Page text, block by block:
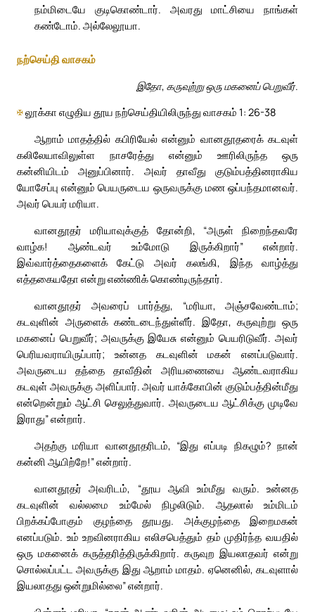
நம்மிடையே குடிகொண்டார். அவரது மாட்சியை நாங்கள்
கண்டோம். அல்லேலூயா.
நற்செய்தி வாசகம்
இதோ, கருவுற்று ஒரு மகனைப் பெறுவீர்.
✠லூக்கா எழுதிய தூய நற்செய்தியிலிருந்து வாசகம் 1: 26-38
ஆறாம் மாதத்தில் கபிரியேல் என்னும் வானதூதரைக் கடவுள்
கலிலேயாவிலுள்ள நாசரேத்து என்னும் ஊரிலிருந்த ஒரு
கன்னியிடம் அனுப்பினார். அவர் தாவீது குடும்பத்தினராகிய
யோசேப்பு என்னும் பெயருடைய ஒருவருக்கு மண ஒப்பந்தமானவர்.
அவர் பெயர் மரியா.
வானதூதர் மரியாவுக்குத் தோன்றி, “அருள் நிறைந்தவரே
வாழ்க! ஆண்டவர் உம்மோடு இருக்கிறார்” என்றார்.
இவ்வார்த்தைகளைக் கேட்டு அவர் கலங்கி, இந்த வாழ்த்து
எத்தகையதோ என்று எண்ணிக் கொண்டிருந்தார்.
வானதூதர் அவரைப் பார்த்து, “மரியா, அஞ்சவேண்டாம்;
கடவுளின் அருளைக் கண்டடைந்துள்ளீர். இதோ, கருவுற்று ஒரு
மகனைப் பெறுவீர்; அவருக்கு இயேசு என்னும் பெயரிடுவீர். அவர்
பெரியவராயிருப்பார்; உன்னத கடவுளின் மகன் எனப்படுவார்.
அவருடைய தந்தை தாவீதின் அரியணையை ஆண்டவராகிய
கடவுள் அவருக்கு அளிப்பார். அவர் யாக்கோபின் குடும்பத்தின்மீது
என்றென்றும் ஆட்சி செலுத்துவார். அவருடைய ஆட்சிக்கு முடிவே
இராது” என்றார்.
அதற்கு மரியா வானதூதரிடம், “இது எப்படி நிகழும்? நான்
கன்னி ஆயிற்றே!” என்றார்.
வானதூதர் அவரிடம், “தூய ஆவி உம்மீது வரும். உன்னத
கடவுளின் வல்லமை உம்மேல் நிழலிடும். ஆதலால் உம்மிடம்
பிறக்கப்போகும் குழந்தை தூயது. அக்குழந்தை இறைமகன்
எனப்படும். உம் உறவினராகிய எலிசபெத்தும் தம் முதிர்ந்த வயதில்
ஒரு மகனைக் கருத்தரித்திருக்கிறார். கருவுற இயலாதவர் என்று
சொல்லப்பட்ட அவருக்கு இது ஆறாம் மாதம். ஏனெனில், கடவுளால்
இயலாதது ஒன்றுமில்லை” என்றார்.